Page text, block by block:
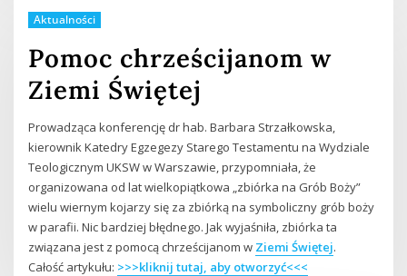
Aktualności
Pomoc chrześcijanom w
Ziemi Świętej
Prowadząca konferencję dr hab. Barbara Strzałkowska,
kierownik Katedry Egzegezy Starego Testamentu na Wydziale
Teologicznym UKSW w Warszawie, przypomniała, że
organizowana od lat wielkopiątkowa „zbiórka na Grób Boży”
wielu wiernym kojarzy się za zbiórką na symboliczny grób boży
w parafii. Nic bardziej błędnego. Jak wyjaśniła, zbiórka ta
związana jest z pomocą chrześcijanom w Ziemi Świętej.
Całość artykułu: >>>kliknij tutaj, aby otworzyć<<<